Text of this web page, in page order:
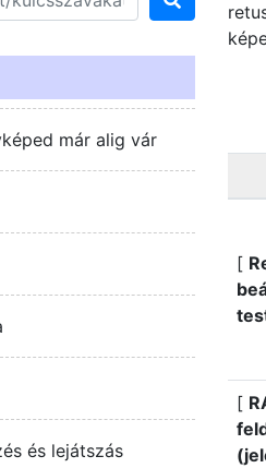
már alig vár
és lejátszás
[
[